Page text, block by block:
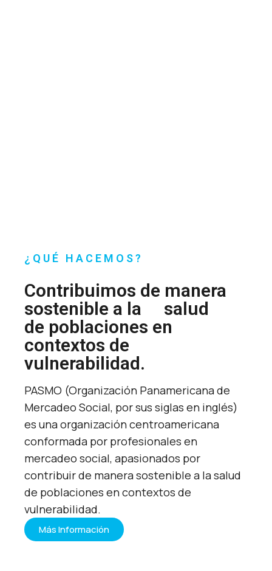
¿QUÉ HACEMOS?
Contribuimos de manera
sostenible a la
salud
de poblaciones en
contextos de
vulnerabilidad.
PASMO (Organización Panamericana de
Mercadeo Social, por sus siglas en inglés)
es una organización centroamericana
conformada por profesionales en
mercadeo social, apasionados por
contribuir de manera sostenible a la salud
de poblaciones en contextos de
vulnerabilidad.
Más Información